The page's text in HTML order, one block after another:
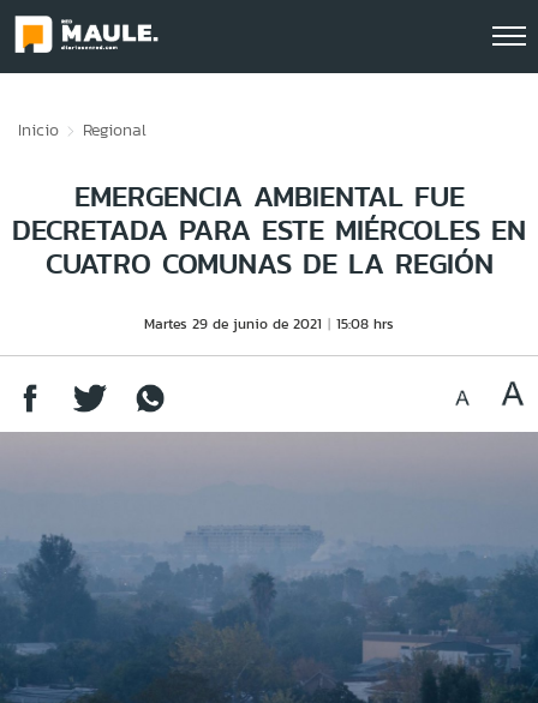
Inicio Regional
EMERGENCIA AMBIENTAL FUE
DECRETADA PARA ESTE MIÉRCOLES EN
CUATRO COMUNAS DE LA REGIÓN
Martes 29 de junio de 2021 15:08 hrs